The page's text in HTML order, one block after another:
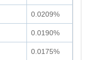
0.0209%
0.0190%
0.0175%